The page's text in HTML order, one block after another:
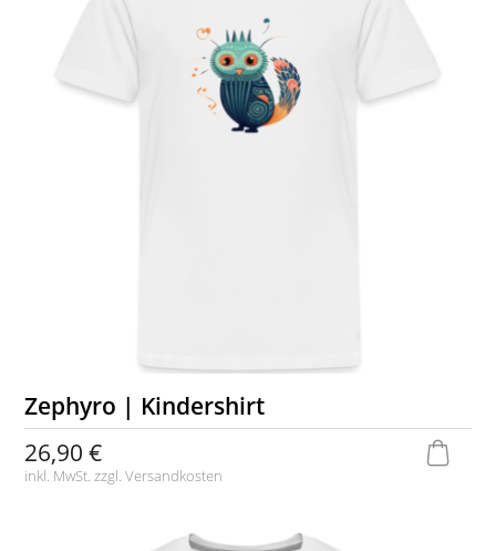
Zephyro | Kindershirt
26,90 €
inkl. MwSt. zzgl.Versandkosten